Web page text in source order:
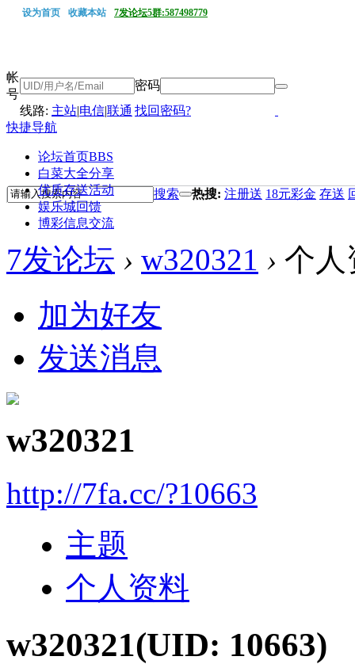
设为首页 收藏本站 7发论坛5群:587498779
帐
号
密码
线路: 主站|电信|联通 找回密码?
快捷导航
论坛首页BBS
白菜大全分享
优质存送活动
娱乐城回馈
博彩信息交流
搜索 热搜: 注册送 18元彩金 存送
7发论坛 › w320321 › 个人
加为好友
发送消息
w320321
http://7fa.cc/?10663
主题
个人资料
w320321(UID: 10663)